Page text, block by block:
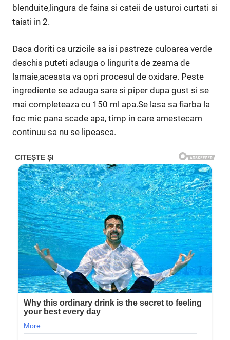
blenduite,lingura de faina si cateii de usturoi curtati si
taiati in 2.
Daca doriti ca urzicile sa isi pastreze culoarea verde
deschis puteti adauga o lingurita de zeama de
lamaie,aceasta va opri procesul de oxidare. Peste
ingrediente se adauga sare si piper dupa gust si se
mai completeaza cu 150 ml apa.Se lasa sa fiarba la
foc mic pana scade apa, timp in care amestecam
continuu sa nu se lipeasca.